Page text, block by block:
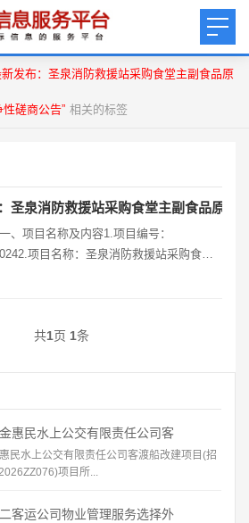
新发布：圣泉消防救援站采购食堂主副食品原
磋商公告” 相关的标签
圣泉消防救援站采购食堂主副食品原材
项目名称：圣泉消防救援站采购食堂
送服务项目3.项目
共1页 1条
惠民水上公交有限责任公司客
民水上公交有限责任公司客渡船改建项目(招
项目所...
客运公司物业管理服务选择外